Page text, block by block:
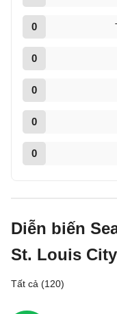
0
0
0
0
0
Diễn biến
St. Louis City
Tất cả (120)